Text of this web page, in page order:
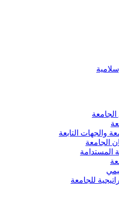
والجهات التابعة
الجامعة
المستدامة
للجامعة